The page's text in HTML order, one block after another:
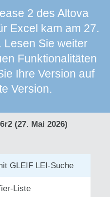
2 des Altova
Excel kam am 27.
Lesen Sie weiter
Funktionalitäten
Ihre Version auf
Version.
(27. Mai 2026)
GLEIF LEI-Suche
Liste